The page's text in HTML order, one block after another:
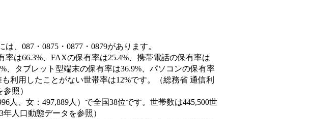
、087・0875・0877・0879があります。
は66.3%、FAXの保有率は25.4%、携帯電話の保有率は
、タブレット型端末の保有率は36.9%、パソコンの保有率
利用したことがない世帯率は12%です。（総務省 通信利
照）
人、女：497,889人）で全国38位です。世帯数は445,500世
人口動態データを参照）